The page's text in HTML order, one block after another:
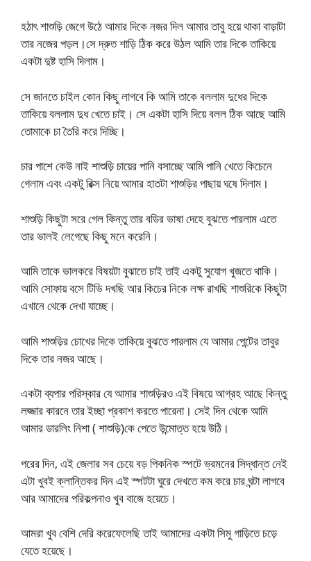
হঠাৎ শাশুড়ি জেগে উঠে আমার দিকে নজর দিল আমার তাবু হয়ে থাকা বাড়াটা
তার নজের পড়ল।সে দ্রুত শাড়ি ঠিক করে উঠল আমি তার দিকে তাকিয়ে
একটা দুষ্ট হাসি দিলাম।
সে জানতে চাইল কোন কিছু লাগবে কি আমি তাকে বললাম দুধের দিকে
তাকিয়ে বললাম দুধ খেতে চাই। সে একটা হাসি দিয়ে বলল ঠিক আছে আমি
তোমাকে চা তৈরি করে দিচ্ছি।
চার পাশে কেউ নাই শাশুড়ি চায়ের পানি বসাচ্ছে আমি পানি খেতে কিচেনে
গেলাম এবং একটু রিক্স নিয়ে আমার হাতটা শাশুড়ির পাছায় ঘষে দিলাম।
শাশুড়ি কিছুটা সরে গেল কিন্তু তার বডির ভাষা দেহে বুঝতে পারলাম এতে
তার ভালই লেগেছে কিছু মনে করেনি।
আমি তাকে ভালকরে বিষয়টা বুঝাতে চাই তাই একটু সুযোগ খুজতে থাকি।
আমি সোফায় বসে টিভি দখছি আর কিচের নিকে লক্ষ রাখছি শাশুরিকে কিছুটা
এখানে থেকে দেখা যাচ্ছে।
আমি শাশুড়ির চোখের দিকে তাকিয়ে বুঝতে পারলাম যে আমার পেন্টের তাবুর
দিকে তার নজর আছে।
একটা ব্যপার পরিস্কার যে আমার শাশুড়িরও এই বিষয়ে আগ্রহ আছে কিন্তু
লজ্জার কারনে তার ইচ্ছা প্রকাশ করতে পারেনা। সেই দিন থেকে আমি
আমার ডারলিং নিশা ( শাশুড়ি)কে পেতে উন্মোত্ত হয়ে উঠি।
পরের দিন, এই জেলার সব চেয়ে বড় পিকনিক স্পটে ভ্রমনের সিদ্ধান্ত নেই
এটা খুবই ক্লান্তিকর দিন এই স্পটটা ঘুরে দেখতে কম করে চার ঘন্টা লাগবে
আর আমাদের পরিকল্পনাও খুব বাজে হয়েচে।
আমরা খুব বেশি দেরি করেফেলেছি তাই আমাদের একটা সিমু গাড়িতে চড়ে
যেতে হয়েছে।